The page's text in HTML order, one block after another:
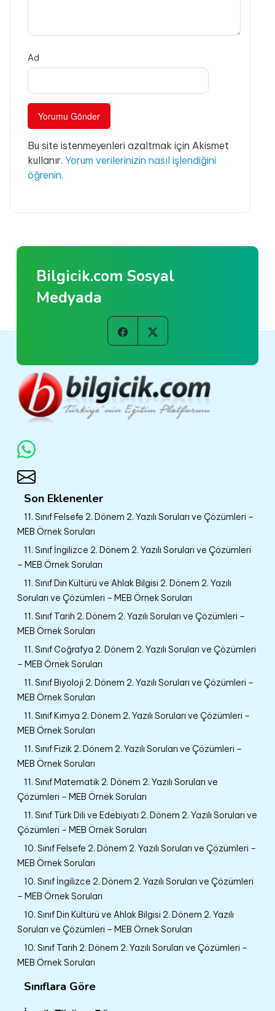
Ad
Bu site istenmeyenleri azaltmak için Akismet
kullanır. Yorum verilerinizin nasıl işlendiğini
öğrenin.
Bilgicik.com Sosyal
Medyada
Son Eklenenler
11. Sınıf Felsefe 2. Dönem 2. Yazılı Soruları ve Çözümleri –
MEB Örnek Soruları
11. Sınıf İngilizce 2. Dönem 2. Yazılı Soruları ve Çözümleri
– MEB Örnek Soruları
11. Sınıf Din Kültürü ve Ahlak Bilgisi 2. Dönem 2. Yazılı
Soruları ve Çözümleri – MEB Örnek Soruları
11. Sınıf Tarih 2. Dönem 2. Yazılı Soruları ve Çözümleri –
MEB Örnek Soruları
11. Sınıf Coğrafya 2. Dönem 2. Yazılı Soruları ve Çözümleri
– MEB Örnek Soruları
11. Sınıf Biyoloji 2. Dönem 2. Yazılı Soruları ve Çözümleri –
MEB Örnek Soruları
11. Sınıf Kimya 2. Dönem 2. Yazılı Soruları ve Çözümleri –
MEB Örnek Soruları
11. Sınıf Fizik 2. Dönem 2. Yazılı Soruları ve Çözümleri –
MEB Örnek Soruları
11. Sınıf Matematik 2. Dönem 2. Yazılı Soruları ve
Çözümleri – MEB Örnek Soruları
11. Sınıf Türk Dili ve Edebiyatı 2. Dönem 2. Yazılı Soruları ve
Çözümleri – MEB Örnek Soruları
10. Sınıf Felsefe 2. Dönem 2. Yazılı Soruları ve Çözümleri –
MEB Örnek Soruları
10. Sınıf İngilizce 2. Dönem 2. Yazılı Soruları ve Çözümleri
– MEB Örnek Soruları
10. Sınıf Din Kültürü ve Ahlak Bilgisi 2. Dönem 2. Yazılı
Soruları ve Çözümleri – MEB Örnek Soruları
10. Sınıf Tarih 2. Dönem 2. Yazılı Soruları ve Çözümleri –
MEB Örnek Soruları
Sınıflara Göre